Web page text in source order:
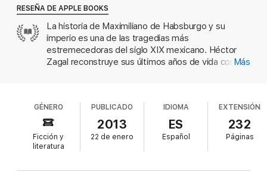
hilvana sobre la trama firme de la historia y el autor nos entrega
una magnífica novela que nos sumerje en un enigmático
episodio en que los mexicanos, al menos muchos de ellos,
desconfiaron de su capacidad para conducir su propio país.
RESEÑA DE APPLE BOOKS
La historia de Maximiliano de Habsburgo y su
imperio es una de las tragedias más
estremecedoras del siglo XIX mexicano. Héctor
Zagal reconstruye sus últimos años de vida conMás
GÉNERO
Ficción y
literatura
PUBLICADO
2013
22 de enero
IDIOMA
ES
Español
EXTENSIÓN
232
Páginas